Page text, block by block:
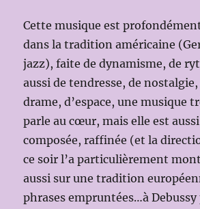
Cette musique est
dans la tradition américaine
jazz), faite de dynamisme, de
aussi de tendresse, de nostalgie,
drame, d’espace, une musique
parle au cœur, mais elle est
composée, raffinée (et la
ce soir l’a particulièrement
aussi sur une tradition
phrases empruntées…à